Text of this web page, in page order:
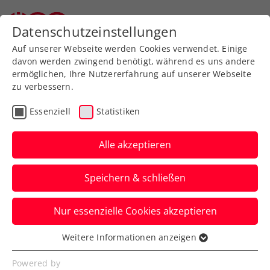
Aktuelle News
News filtern
Datenschutzeinstellungen
Auf unserer Webseite werden Cookies verwendet. Einige
davon werden zwingend benötigt, während es uns andere
ermöglichen, Ihre Nutzererfahrung auf unserer Webseite
zu verbessern.
Essenziell Statistiken
Alle akzeptieren
Speichern & schließen
Nur essenzielle Cookies akzeptieren
Essenziell
Essenzielle Cookies werden für grundlegende
Weitere Informationen anzeigen
Powered by